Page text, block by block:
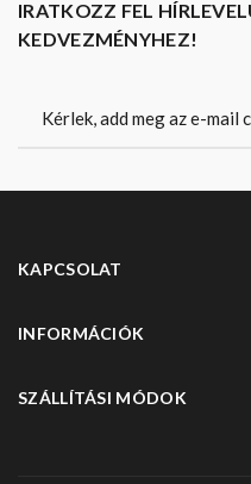
IRATKOZZ FEL
KEDVEZMÉNYHEZ!
KAPCSOLAT
INFORMÁCIÓK
SZÁLLÍTÁSI MÓDOK